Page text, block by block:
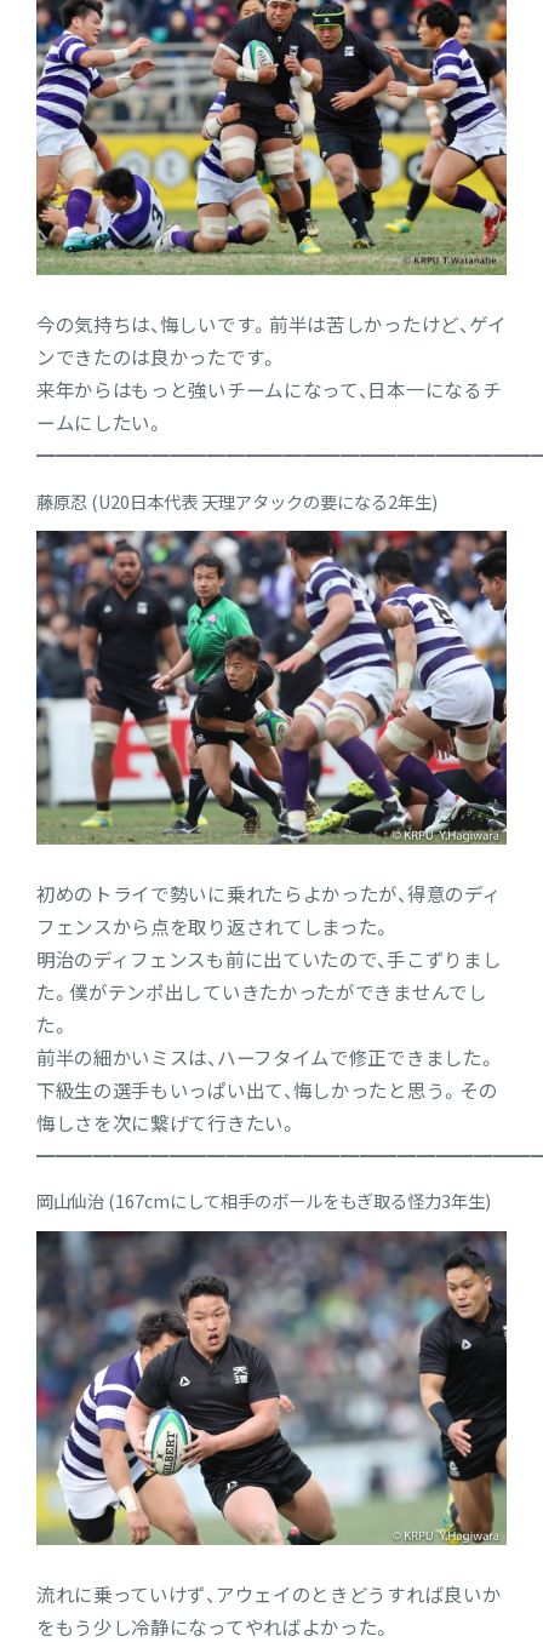
今の気持ちは、悔しいです。前半は苦しかったけど、ゲイ
ンできたのは良かったです。
来年からはもっと強いチームになって、日本一になるチ
ームにしたい。
藤原忍 (U20日本代表 天理アタックの要になる2年生)
初めのトライで勢いに乗れたらよかったが、得意のディ
フェンスから点を取り返されてしまった。
明治のディフェンスも前に出ていたので、手こずりまし
た。僕がテンポ出していきたかったができませんでし
た。
前半の細かいミスは、ハーフタイムで修正できました。
下級生の選手もいっぱい出て、悔しかったと思う。その
悔しさを次に繋げて行きたい。
岡山仙治 (167cmにして相手のボールをもぎ取る怪力3年生)
流れに乗っていけず、アウェイのときどうすれば良いか
をもう少し冷静になってやればよかった。